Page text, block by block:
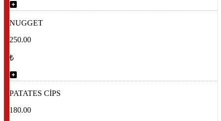
NUGGET
250.00
₺
PATATES CİPS
180.00